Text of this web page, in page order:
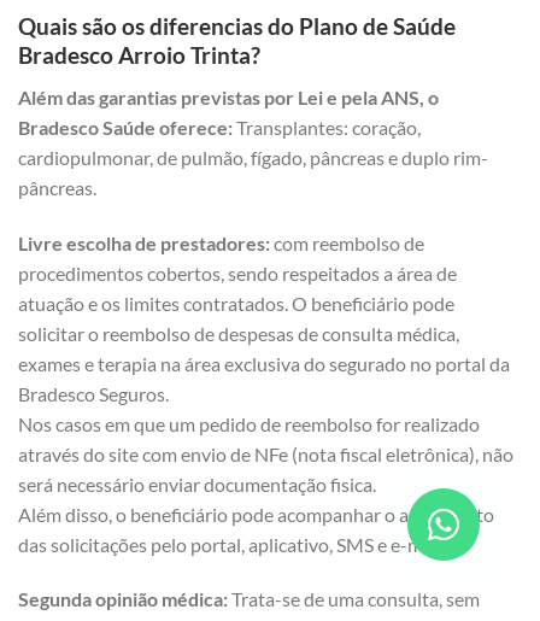
Quais são os diferencias do Plano de Saúde
Bradesco Arroio Trinta?
Além das garantias previstas por Lei e pela ANS, o
Bradesco Saúde oferece:Transplantes: coração,
cardiopulmonar, de pulmão, fígado, pâncreas e duplo rim-
pâncreas.
Livre escolha de prestadores:com reembolso de
procedimentos cobertos, sendo respeitados a área de
atuação e os limites contratados. O beneficiário pode
solicitar o reembolso de despesas de consulta médica,
exames e terapia na área exclusiva do segurado no portal da
Bradesco Seguros.
Nos casos em que um pedido de reembolso for realizado
através do site com envio de NFe (nota fiscal eletrônica), não
será necessário enviar documentação fisica.
Além disso, o beneficiário pode acompanhar o andamento
das solicitações pelo portal, aplicativo, SMS e e-mail.
Segunda opinião médica:Trata-se de uma consulta, sem